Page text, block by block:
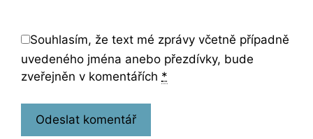
Souhlasím, že text mé zprávy včetně případně
uvedeného jména anebo přezdívky, bude
zveřejněn v komentářích *